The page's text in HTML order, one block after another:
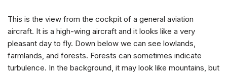
This is the view from the cockpit of a general aviation
aircraft. It is a high-wing aircraft and it looks like a very
pleasant day to fly. Down below we can see lowlands,
farmlands, and forests. Forests can sometimes indicate
turbulence. In the background, it may look like mountains, but